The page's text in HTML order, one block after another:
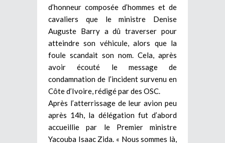
d’honneur composée d’hommes et de
cavaliers que le ministre Denise
Auguste Barry a dû traverser pour
atteindre son véhicule, alors que la
foule scandait son nom. Cela, après
avoir écouté le message de
condamnation de l’incident survenu en
Côte d’Ivoire, rédigé par des OSC.
Après l’atterrissage de leur avion peu
après 14h, la délégation fut d’abord
accueillie par le Premier ministre
Yacouba Isaac Zida. « Nous sommes là,